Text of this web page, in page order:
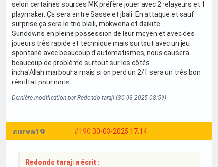
selon certaines sources MK préfère jouer avec 2 relayeurs et 1
playmaker. Ça sera entre Sasse et jbali. En attaque et sauf
surprise ça sera le trio blaili, mokwena et daikite.
Sundowns en pleine possession de leur moyen et avec des
joueurs très rapide et technique mais surtout avec un jeu
spontané avec beaucoup d'automatismes, nous causera
beaucoup de problème surtout sur les côtés.
incha'Allah marbouha mais si on perd un 2/1 sera un très bon
résultat pour nous.
Dernière modification par Redondo taraji (30-03-2025 08:59)
#190 30-03-2025 17:14
curva19
Redondo taraji a écrit :